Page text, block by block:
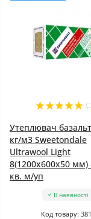
Утеплювач
кг/м3 Sweetondale
Ultrawool Light
8(1200x600x50 мм)
кв. м/уп
В наявності
Код товару: